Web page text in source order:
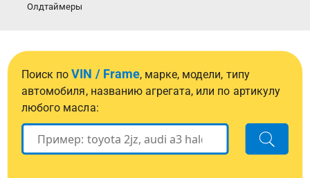
Олдтаймеры
Поиск поVIN / Frame, марке, модели, типу
автомобиля, названию агрегата, или по артикулу
любого масла: